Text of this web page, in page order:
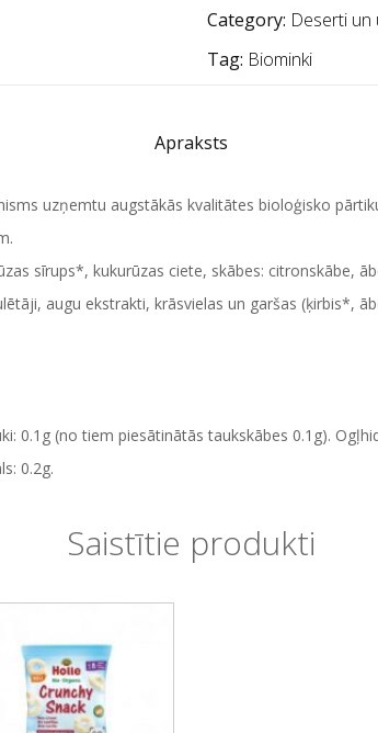
Category: Deserti un
Tag: Biominki
Apraksts
uzņemtu augstākās kvalitātes bioloģisko
sīrups*, kukurūzas ciete, skābes: citronskābe,
augu ekstrakti, krāsvielas un garšas (ķirbis*,
0.1g (no tiem piesātinātās taukskābes 0.1g).
0.2g.
Saistītie produkti